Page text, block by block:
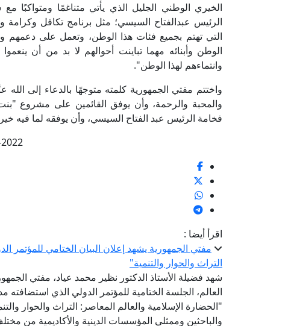
الخيري الوطني الجليل الذي يأتي متناغمًا ومتواكبًا
الرئيس عبدالفتاح السيسي؛ مثل برنامج تكافل وكرامة
التي تهتم بجميع فئات هذا الوطن، وتعمل على دعمهم
الوطن وأبنائه مهما تباينت أحوالهم لا بد من أن
وانتماءهم لهذا الوطن".
واختتم مفتي الجمهورية كلمته متوجهًا بالدعاء إلى
والمحبة والرحمة، وأن يوفق القائمين على مشروع "بنت
فخامة الرئيس عبد الفتاح السيسي، وأن يوفقه لما فيه
اقرأ أيضا :
مفتي الجمهورية يشهد إعلان البيان الختامي للمؤتمر
التراث والحوار والتنمية"
شهد فضيلة الأستاذ الدكتور نظير محمد عياد، مفتي
العالم، الجلسة الختامية للمؤتمر الدولي الذي
"الحضارة الإسلامية والعالم المعاصر: التراث والحوار
والباحثين وممثلي المؤسسات الدينية والأكاديمية من